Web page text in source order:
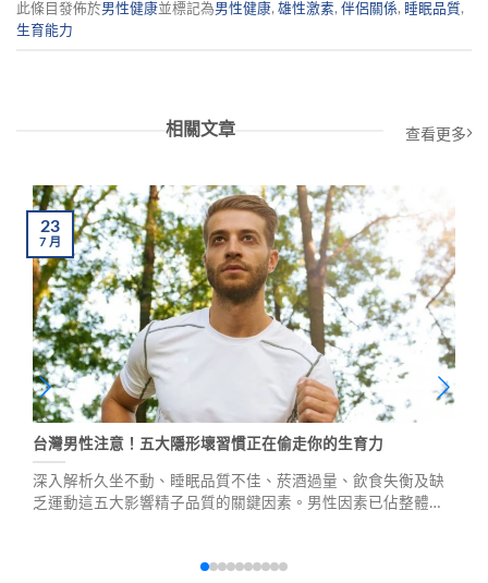
此條目發佈於男性健康並標記為男性健康, 雄性激素, 伴侶關係, 睡眠品質,
生育能力
相關文章 查看更多
台灣男性注意！五大隱形壞習慣正在偷走你的生育力
深入解析久坐不動、睡眠品質不佳、菸酒過量、飲食失衡及缺
乏運動這五大影響精子品質的關鍵因素。男性因素已佔整體不
23
7月